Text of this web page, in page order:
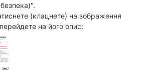
(клацнете) на зображення
на його опис: